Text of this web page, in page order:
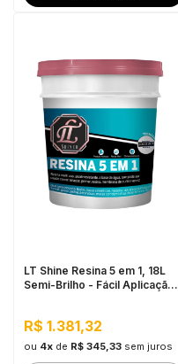
LT Shine Resina 5 em 1, 18L
Semi-Brilho - Fácil Aplicação,
R$ 1.381,32
ou 4xde R$ 345,33 sem juros